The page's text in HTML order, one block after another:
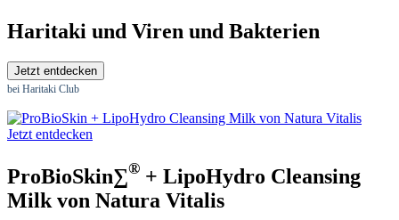
Haritaki und Viren und Bakterien
Jetzt entdecken
bei Haritaki Club
Jetzt entdecken
ProBioSkin∑® + LipoHydro Cleansing
Milk von Natura Vitalis